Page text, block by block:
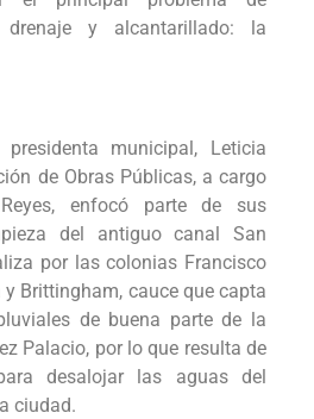
drenaje y alcantarillado: la
municipal, Leticia
de Obras Públicas, a cargo
enfocó parte de sus
del antiguo canal San
por las colonias Francisco
y Brittingham, cauce que capta
de buena parte de la
Palacio, por lo que resulta de
desalojar las aguas del
ciudad.